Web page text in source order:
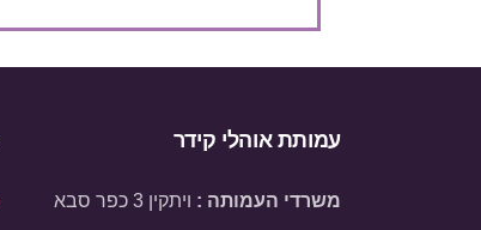
עמותת אוהלי קידר
משרדי העמותה : ויתקין 3 כפר סבא